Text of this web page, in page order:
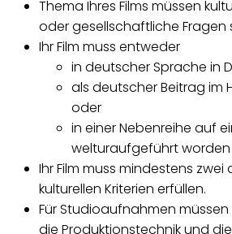
Thema Ihres Films müssen
oder gesellschaftliche Fragen
Ihr Film muss entweder
in deutscher Sprache in
als deutscher Beitrag im
oder
in einer Nebenreihe auf
welturaufgeführt worden
Ihr Film muss mindestens
kulturellen Kriterien erfüllen.
Für Studioaufnahmen
die Produktionstechnik und